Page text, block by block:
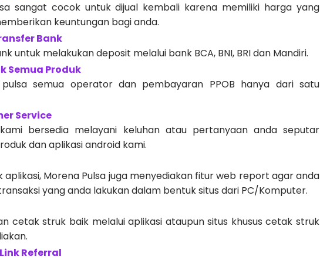
sangat cocok untuk dijual kembali karena memiliki harga yang
keuntungan bagi anda.
Bank
untuk melakukan deposit melalui bank BCA, BNI, BRI dan Mandiri.
Semua Produk
pulsa semua operator dan pembayaran PPOB hanya dari satu
Service
bersedia melayani keluhan atau pertanyaan anda seputar
dan aplikasi android kami.
aplikasi, Morena Pulsa juga menyediakan fitur web report agar anda
yang anda lakukan dalam bentuk situs dari PC/Komputer.
cetak struk baik melalui aplikasi ataupun situs khusus cetak struk
Referral